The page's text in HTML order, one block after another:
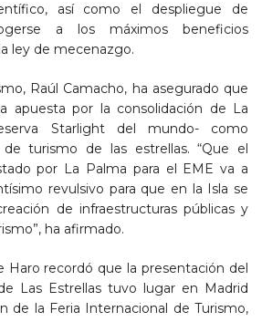
así como el despliegue de
a los máximos beneficios
ley de mecenazgo.
Raúl Camacho, ha asegurado que
apuesta por la consolidación de La
Starlight del mundo- como
turismo de las estrellas. “Que el
por La Palma para el EME va a
revulsivo para que en la Isla se
de infraestructuras públicas y
ha afirmado.
Haro recordó que la presentación del
Las Estrellas tuvo lugar en Madrid
de la Feria Internacional de Turismo,